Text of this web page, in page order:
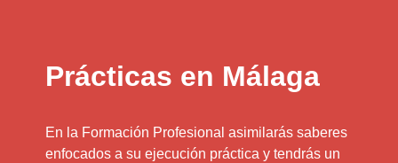
Prácticas en Málaga
En la Formación Profesional asimilarás saberes
enfocados a su ejecución práctica y tendrás un